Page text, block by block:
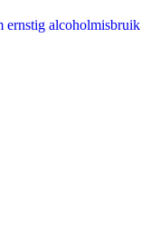
ernstig alcoholmisbruik